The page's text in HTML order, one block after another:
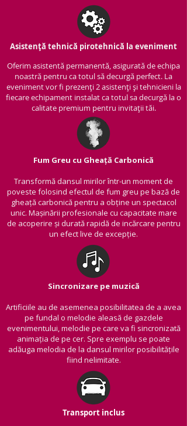
Asistență tehnică pirotehnică la eveniment
Oferim asistentă permanentă, asigurată de echipa
noastră pentru ca totul să decurgă perfect. La
eveniment vor fi prezenți 2 asistenți și tehnicieni la
fiecare echipament instalat ca totul sa decurgă la o
calitate premium pentru invitații tăi.
Fum Greu cu Gheață Carbonică
Transformă dansul mirilor într-un moment de
poveste folosind efectul de fum greu pe bază de
gheață carbonică pentru a obține un spectacol
unic. Mașinării profesionale cu capacitate mare
de acoperire și durată rapidă de incărcare pentru
un efect live de excepție.
Sincronizare pe muzică
Artificiile au de asemenea posibilitatea de a avea
pe fundal o melodie aleasă de gazdele
evenimentului, melodie pe care va fi sincronizată
animația de pe cer. Spre exemplu se poate
adăuga melodia de la dansul mirilor posibilitățile
fiind nelimitate.
Transport inclus